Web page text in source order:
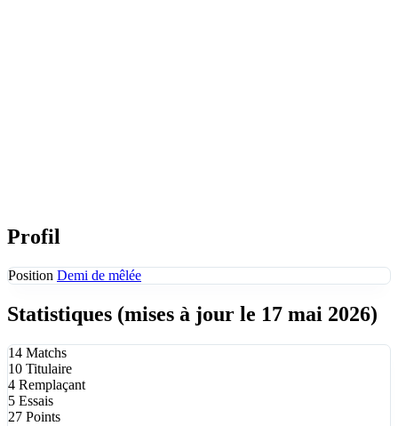
Profil
Position Demi de mêlée
Statistiques (mises à jour le 17 mai 2026)
14 Matchs
10 Titulaire
4 Remplaçant
5 Essais
27 Points